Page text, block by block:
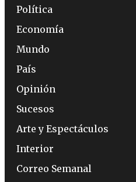
Política
Economía
Mundo
País
Opinión
Sucesos
Arte y Espectáculos
Interior
Correo Semanal